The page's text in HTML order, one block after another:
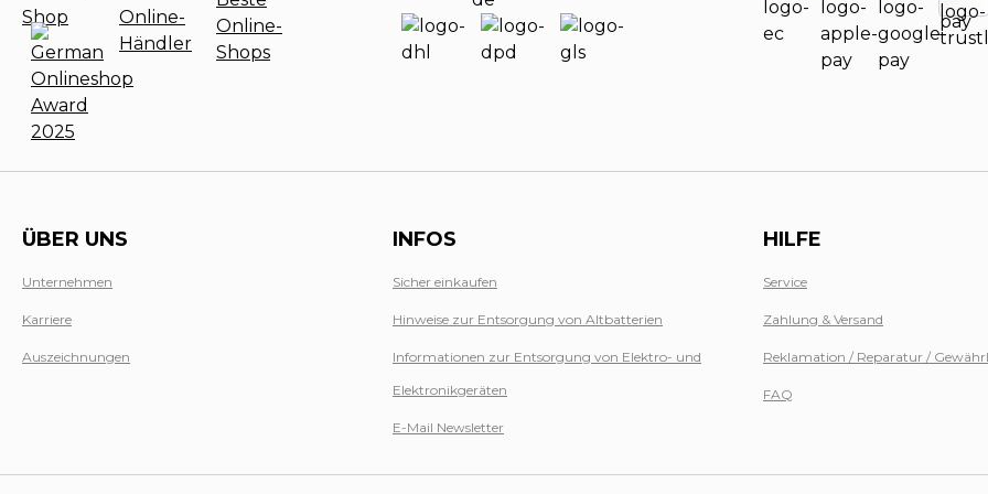
ÜBER UNS
Unternehmen
Karriere
Auszeichnungen
INFOS
Sicher einkaufen
Hinweise zur Entsorgung von Altbatterien
Informationen zur Entsorgung von Elektro- und
Elektronikgeräten
E-Mail Newsletter
HILFE
Service
Zahlung & Versand
Reklamation / Reparatur /
FAQ